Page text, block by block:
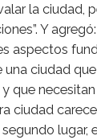
la ciudad,
Y
aspectos
ciudad
que
ciudad